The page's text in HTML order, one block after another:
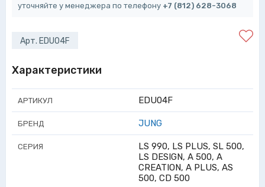
уточняйте у менеджера по телефону +7 (812) 628-3068
Арт. EDU04F
Характеристики
АРТИКУЛ EDU04F
БРЕНД JUNG
СЕРИЯ
LS 990, LS PLUS, SL 500,
LS DESIGN, A 500, A
CREATION, A PLUS, AS
500, CD 500